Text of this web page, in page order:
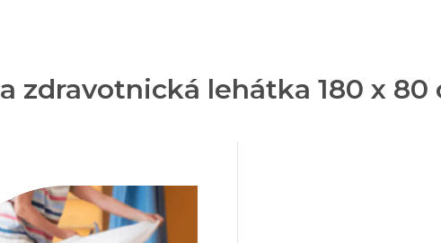
zdravotnická lehátka 180 x 80